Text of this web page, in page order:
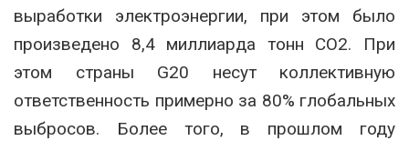
выработки электроэнергии, при этом было
произведено 8,4 миллиарда тонн CO2. При
этом страны G20 несут коллективную
ответственность примерно за 80% глобальных
выбросов. Более того, в прошлом году